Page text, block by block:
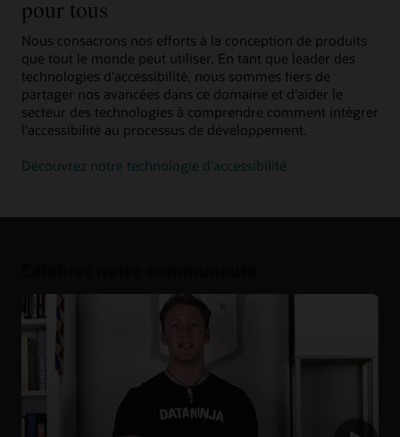
pour tous
Nous consacrons nos efforts à la conception de produits
que tout le monde peut utiliser. En tant que leader des
technologies d'accessibilité, nous sommes fiers de
partager nos avancées dans ce domaine et d'aider le
secteur des technologies à comprendre comment intégrer
l'accessibilité au processus de développement.
Découvrez notre technologie d'accessibilité